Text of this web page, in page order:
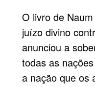
O livro de
juízo divino
anunciou a
todas as
a nação que os